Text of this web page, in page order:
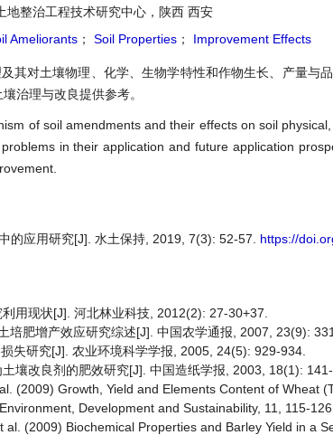
地整治工程技术研究中心，陕西 西安
Ameliorants ； Soil Properties ； Improvement Effects
其对土壤物理、化学、生物学特性和作物生长、产量与
治理与改良提供参考。
of soil amendments and their effects on soil
in their application and future application
的应用研究[J]. 水土保持, 2019, 7(3): 52-57. https://
用现状[J]. 河北林业科技, 2012(2): 27-30+37.
培肥增产效应研究综述[J]. 中国农学通报, 2007, 23(9):
失研究[J]. 农业环境科学学报, 2005, 24(5): 929-934.
壤改良剂的肥效研究[J]. 中国造纸学报, 2003, 18(1): 141-
(2009) Growth, Yield and Elements Content of Wheat
Development and Sustainability, 11, 115-
al. (2009) Biochemical Properties and Barley Yield in a